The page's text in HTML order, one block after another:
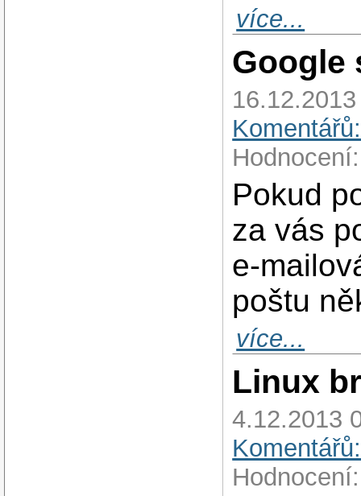
více...
Google
Pokud
za vás
e-
poštu
více...
Linux
4.12.2013